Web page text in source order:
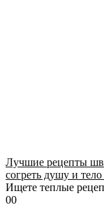
Лучшие рецепты
согреть душу и
Ищете теплые
00